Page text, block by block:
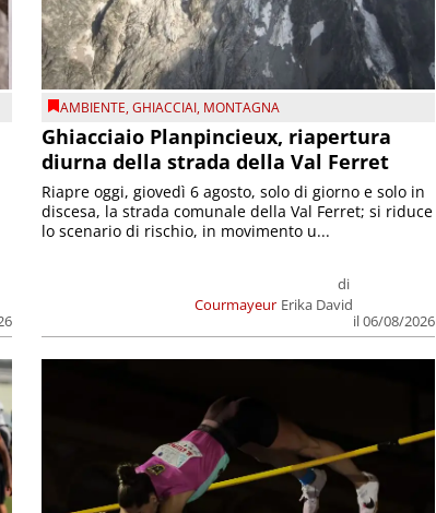
AMBIENTE,GHIACCIAI, MONTAGNA
Ghiacciaio Planpincieux, riapertura
diurna della strada della Val Ferret
Courmayeur
di
Erika David
il 06/08/2026
Riapre oggi, giovedì 6 agosto, solo di giorno e solo in
discesa, la strada comunale della Val Ferret; si riduce
lo scenario di rischio, in movimento u...